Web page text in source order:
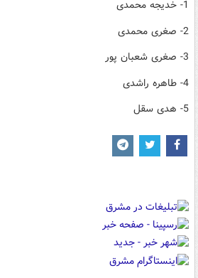
1- خدیجه محمدی
2- صغری محمدی
3- صغری شعبان پور
4- طاهره راشدی
5- هدی سقل